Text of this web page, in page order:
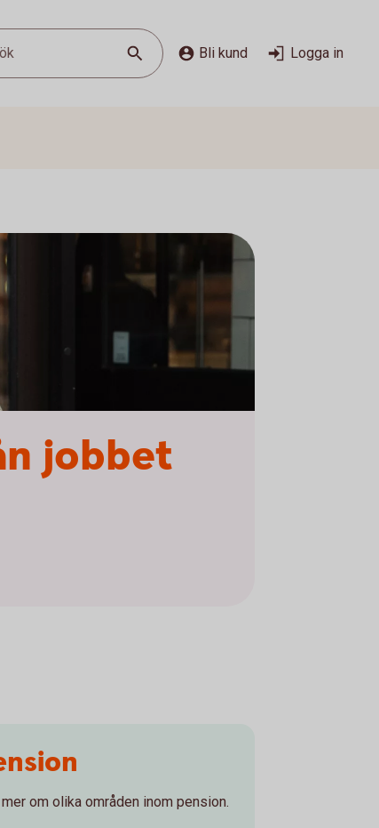
Bli kund Logga in
jobbet
om olika områden inom pension.